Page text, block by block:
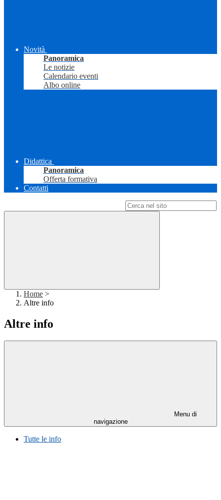
Novità
Panoramica
Le notizie
Calendario eventi
Albo online
Didattica
Panoramica
Offerta formativa
Contatti
Home >
Altre info
Altre info
Menu di
navigazione
Tutte le info